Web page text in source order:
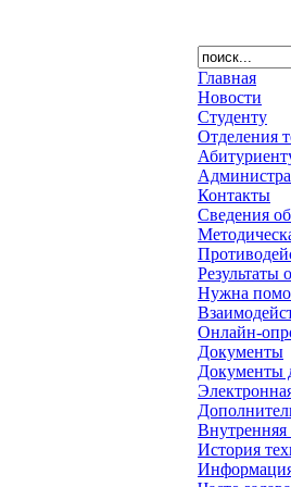
Главная
Новости
Студенту
Отделения
Контакты
Сведения
Результаты
Нужна
Онлайн-
Документы
Документы
Внутренняя
История